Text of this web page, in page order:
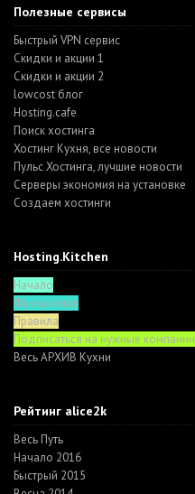
Полезные сервисы
Быстрый VPN сервис
Скидки и акции 1
Скидки и акции 2
lowcost блог
Hosting.cafe
Поиск хостинга
Хостинг Кухня, все новости
Пульс Хостинга, лучшие новости
Серверы экономия на установке
Создаем хостинги
Hosting.Kitchen
Начало
Функционал
Правила
Подписаться на нужные компании
Весь АРХИВ Кухни
Рейтинг alice2k
Весь Путь
Начало 2016
Быстрый 2015